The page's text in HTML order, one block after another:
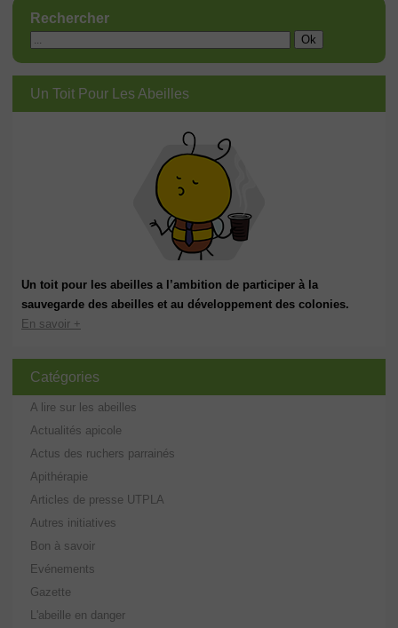
Rechercher
Un Toit Pour Les Abeilles
Un toit pour les abeilles a l’ambition de participer à la
sauvegarde des abeilles et au développement des colonies.
En savoir +
Catégories
A lire sur les abeilles
Actualités apicole
Actus des ruchers parrainés
Apithérapie
Articles de presse UTPLA
Autres initiatives
Bon à savoir
Evénements
Gazette
L'abeille en danger